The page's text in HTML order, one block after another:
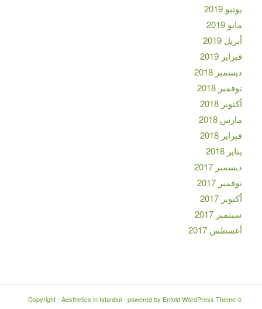
يونيو 2019
مايو 2019
أبريل 2019
فبراير 2019
ديسمبر 2018
نوفمبر 2018
أكتوبر 2018
مارس 2018
فبراير 2018
يناير 2018
ديسمبر 2017
نوفمبر 2017
أكتوبر 2017
سبتمبر 2017
أغسطس 2017
© Copyright -
Aesthetics in Istanbul-powered by Enfold WordPress Theme